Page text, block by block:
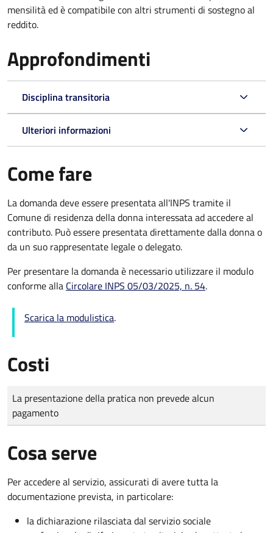
mensilità ed è compatibile con altri strumenti di sostegno al
reddito.
Approfondimenti
Disciplina transitoria
Ulteriori informazioni
Come fare
La domanda deve essere presentata all'INPS tramite il
Comune di residenza della donna interessata ad accedere al
contributo. Può essere presentata direttamente dalla donna o
da un suo rappresentate legale o delegato.
Per presentare la domanda è necessario utilizzare il modulo
conforme alla Circolare INPS 05/03/2025, n. 54.
Scarica la modulistica.
Costi
Tipo di pagamento
Importo
La presentazione della pratica non prevede alcun
pagamento
Cosa serve
Per accedere al servizio, assicurati di avere tutta la
documentazione prevista, in particolare:
la dichiarazione rilasciata dal servizio sociale